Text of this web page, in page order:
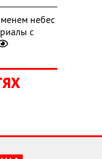
небес
с